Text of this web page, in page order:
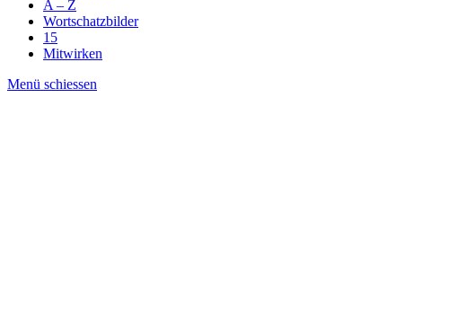
A – Z
Wortschatzbilder
15
Mitwirken
Menü schiessen